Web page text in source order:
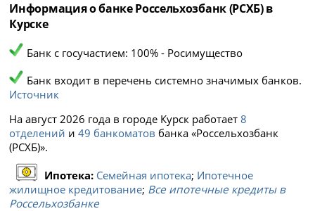
Информация о банке Россельхозбанк (РСХБ) в
Курске
Банк с госучастием: 100% - Росимущество
Банк входит в перечень системно значимых банков.
Источник
На август 2026 года в городе Курск работает8
отделений и49 банкоматов банка «Россельхозбанк
(РСХБ)».
Ипотека: Семейная ипотека; Ипотечное
жилищное кредитование; Все ипотечные кредиты в
Россельхозбанке